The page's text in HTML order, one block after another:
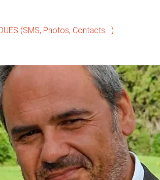
(SMS, Photos, Contacts...)